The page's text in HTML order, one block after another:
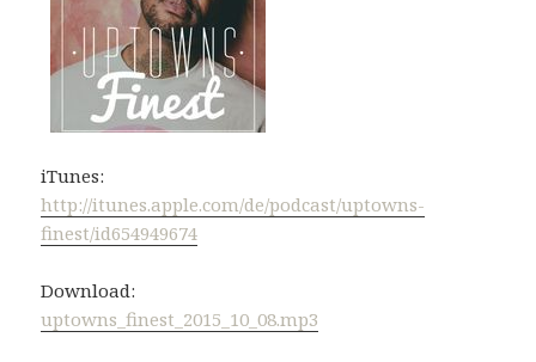
iTunes:
http://itunes.apple.com/de/podcast/uptowns-
finest/id654949674
Download:
uptowns_finest_2015_10_08.mp3